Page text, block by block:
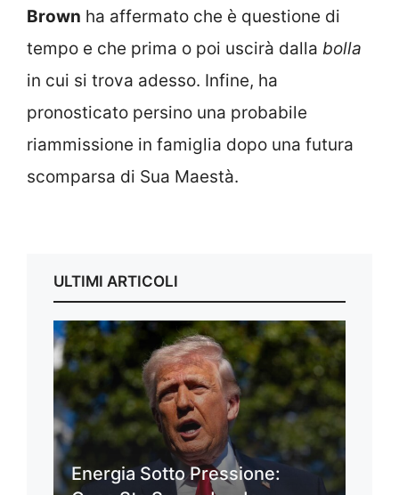
Brown ha affermato che è questione di
tempo e che prima o poi uscirà dalla bolla
in cui si trova adesso. Infine, ha
pronosticato persino una probabile
riammissione in famiglia dopo una futura
scomparsa di Sua Maestà.
ULTIMI ARTICOLI
Energia Sotto Pressione: